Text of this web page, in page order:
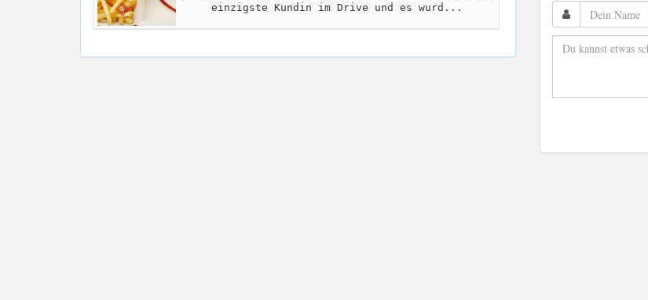
einzigste Kundin im Drive und es wurd...